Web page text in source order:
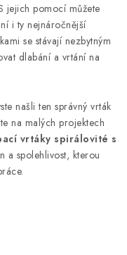
jejich pomocí můžete
i ty nejnáročnější
se stávají nezbytným
dlabání a vrtání na
našli ten správný vrták
na malých projektech
vrtáky spirálovité s
a spolehlivost, kterou